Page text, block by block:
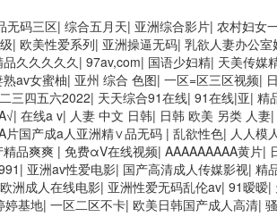
娘按摩一级视频 女人叉开让人桶视频在线看
二三区 观看性高潮在线播放网站 日本人妻
在线中文字幕91 肏屄啪啪五月 一级a爱无码
亚洲偷拍 亚洲无码高清日韩欧美一区 国产精
美成人网站在线 欧美国产日本高清不卡 欧美
线免费AV不卡高清 国产黄色一区毛片 欧美
色综网 欧美韩国日本色综合久久久久蜜月
色片 黄色毛片在线观看 中文无码一区二区
99久久久无码国产精品秋霞网 黄色美女日本
久久亚洲中文字幕不卡一二区 99riAV国产精
区二区三 91超级国产视频 中文字幕日韩有码
无码三区| 综合五月天| 亚洲综合影片| 农村妇女
| 欧美性爱系列| 亚洲操逼无码| 乳欲人妻办公室
久久久久久| 97av,com| 国语少妇精| 天美传媒
av女蜜柚| 亚州 综合 色图| 一区=区三区视频|
三四五六2022| 天天综合91在线| 91在线|亚| 精
| 在线a v| 人妻 中文 日韩| 日韩 欧美 另类 人妻|
片国产成a人亚洲精∨品无码 | 乱欲性色| 人人模
品爽爽 | 免费αV在线视频| AAAAAAAAA黄片|
| 亚洲av性爱电影| 国产高清成人传媒影视| 精
洲成人在线电影| 亚洲性爱无码乱伦av| 91暧暧|
婷基地| 一区二区不卡| 欧美日韩国产成人高清|